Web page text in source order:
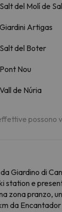
Salt del Molí de
Giardini Artigas
Salt del Boter
Pont Nou
Vall de Núria
possono
Giardino di
station e
zona
da